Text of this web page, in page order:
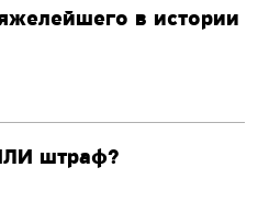
в истории
штраф?